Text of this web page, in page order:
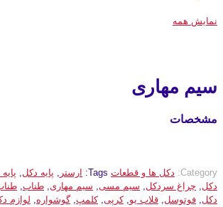
نمایش همه
سیم مهاری
مشخصات
Category: دکل ها و قطعات Tags: ارستر , پایه دکل,
دکل, چراغ سردکل, سیم مسی, سیم مهاری, طناب,
دکل, فوتوسل, قلاب یو,کرپی,کلمپ,گوشواره, لوازم